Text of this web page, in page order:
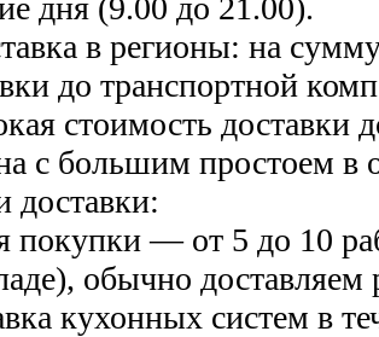
дня (9.00 до 21.00).
в регионы: на
до транспортной
стоимость доставки
с большим простоем в
доставки:
покупки — от 5 до 10
обычно
кухонных систем в